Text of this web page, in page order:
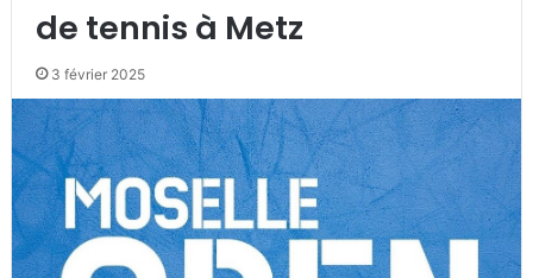
de tennis à Metz
3 février 2025